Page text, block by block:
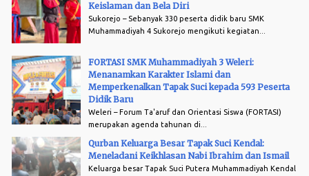
Keislaman dan Bela Diri
Sukorejo – Sebanyak 330 peserta didik baru SMK
Muhammadiyah 4 Sukorejo mengikuti kegiatan...
FORTASI SMK Muhammadiyah 3 Weleri:
Menanamkan Karakter Islami dan
Memperkenalkan Tapak Suci kepada 593 Peserta
Didik Baru
Weleri – Forum Ta'aruf dan Orientasi Siswa (FORTASI)
merupakan agenda tahunan di...
Qurban Keluarga Besar Tapak Suci Kendal:
Meneladani Keikhlasan Nabi Ibrahim dan Ismail
Keluarga besar Tapak Suci Putera Muhammadiyah Kendal